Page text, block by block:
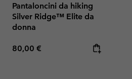
Pantaloncini da hiking
Silver Ridge™ Elite da
donna
Regular price:
80,00 €